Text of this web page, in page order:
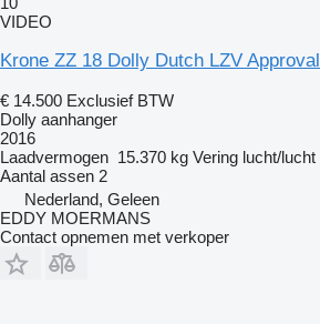
VIDEO
Krone ZZ 18 Dolly Dutch LZV Approval
€ 14.500 Exclusief BTW
Dolly aanhanger
2016
Laadvermogen 15.370 kg Vering lucht/lucht
Aantal assen 2
Nederland, Geleen
EDDY MOERMANS
Contact opnemen met verkoper